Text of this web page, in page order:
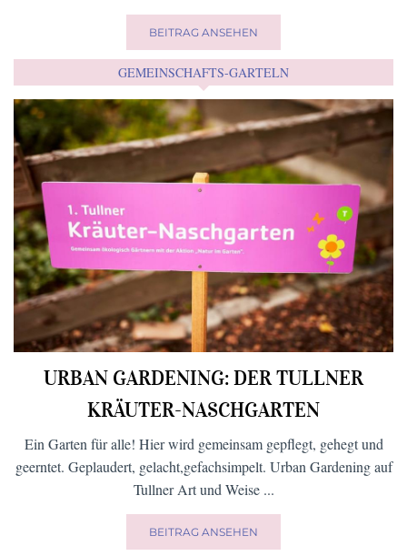
BEITRAG ANSEHEN
GEMEINSCHAFTS-GARTELN
URBAN GARDENING: DER TULLNER
KRÄUTER-NASCHGARTEN
Ein Garten für alle! Hier wird gemeinsam gepflegt, gehegt und
geerntet. Geplaudert, gelacht,gefachsimpelt. Urban Gardening auf
Tullner Art und Weise ...
BEITRAG ANSEHEN